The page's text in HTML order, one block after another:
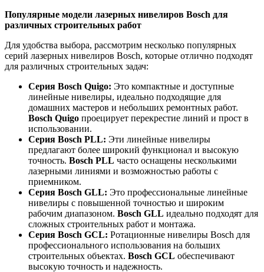
Популярные модели лазерных нивелиров Bosch для
различных строительных работ
Для удобства выбора, рассмотрим несколько популярных
серий лазерных нивелиров Bosch, которые отлично подходят
для различных строительных задач:
Серия Bosch Quigo: Это компактные и доступные
линейные нивелиры, идеально подходящие для
домашних мастеров и небольших ремонтных работ.
Bosch Quigo проецирует перекрестие линий и прост в
использовании.
Серия Bosch PLL: Эти линейные нивелиры
предлагают более широкий функционал и высокую
точность. Bosch PLL часто оснащены несколькими
лазерными линиями и возможностью работы с
приемником.
Серия Bosch GLL: Это профессиональные линейные
нивелиры с повышенной точностью и широким
рабочим диапазоном. Bosch GLL идеально подходят для
сложных строительных работ и монтажа.
Серия Bosch GCL: Ротационные нивелиры Bosch для
профессионального использования на больших
строительных объектах. Bosch GCL обеспечивают
высокую точность и надежность.